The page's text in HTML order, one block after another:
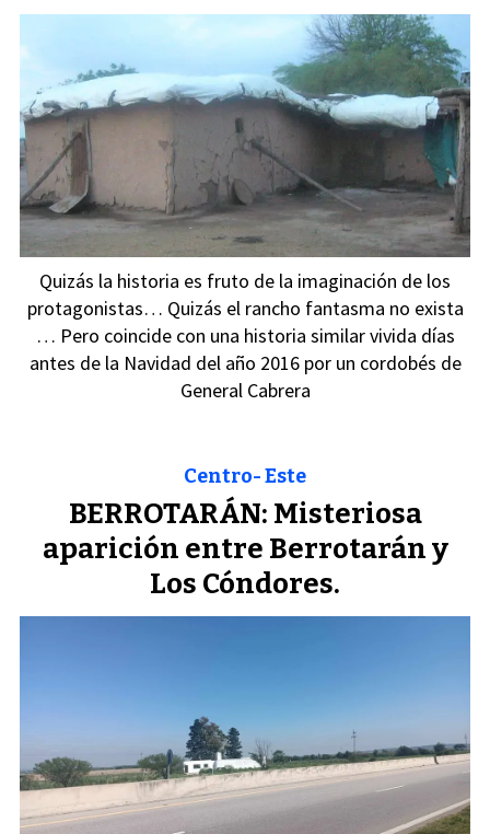
Quizás la historia es fruto de la imaginación de los
protagonistas… Quizás el rancho fantasma no exista
… Pero coincide con una historia similar vivida días
antes de la Navidad del año 2016 por un cordobés de
General Cabrera
BERROTARÁN: Misteriosa
aparición entre Berrotarán y
Los Cóndores.
Centro- Este